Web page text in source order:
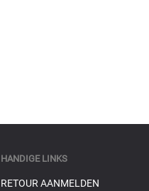
HANDIGE LINKS
RETOUR AANMELDEN